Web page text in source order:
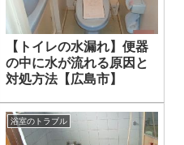
【トイレの水漏れ】便器
の中に水が流れる原因と
対処方法【広島市】
浴室のトラブル